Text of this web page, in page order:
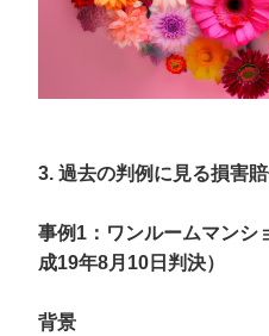
3. 過去の判例に見る損害
事例1：ワンルームマンシ
成19年8月10日判決）
背景